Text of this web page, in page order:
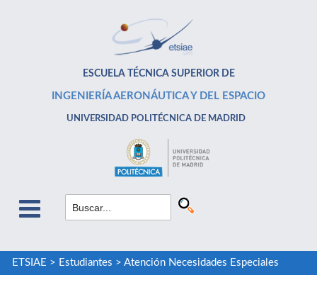
ESCUELA TÉCNICA SUPERIOR DE
INGENIERÍA AERONÁUTICA Y DEL ESPACIO
UNIVERSIDAD POLITÉCNICA DE MADRID
ETSIAE > Estudiantes > Atención Necesidades Especiales